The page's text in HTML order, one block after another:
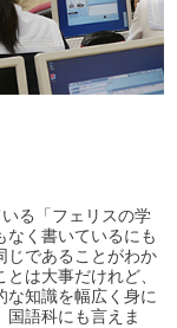
る「フェリスの学
なく書いているにも
じであることがわか
は大事だけれど、
な知識を幅広く身に
語科にも言えま